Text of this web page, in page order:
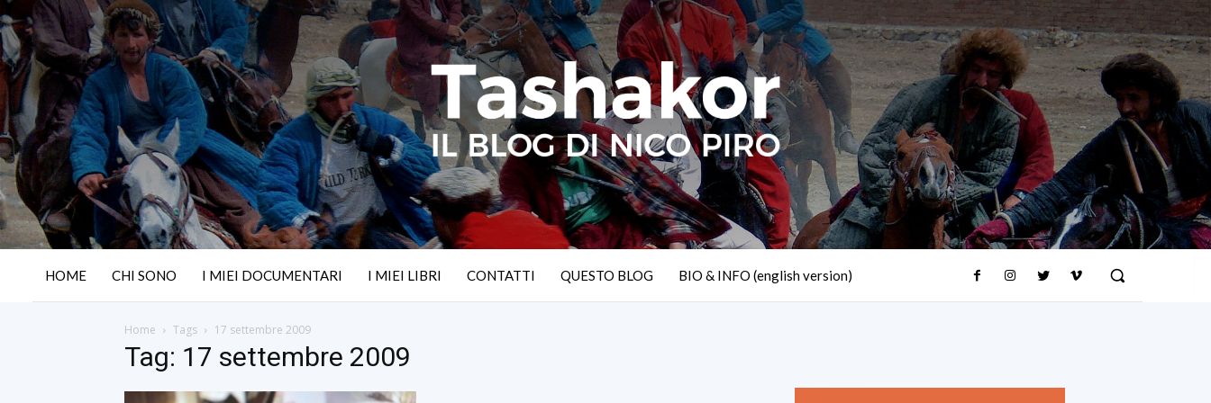
HOME CHI SONO I MIEI DOCUMENTARI I MIEI LIBRI CONTATTI QUESTO BLOG BIO & INFO (english version)
Home Tags 17 settembre 2009
Tag: 17 settembre 2009